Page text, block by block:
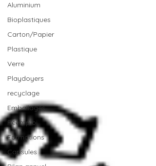
Aluminium
Bioplastiques
Carton/Papier
Plastique
Verre
Playdoyers
recyclage
Emballages
Réemploi
Formations
Capsules